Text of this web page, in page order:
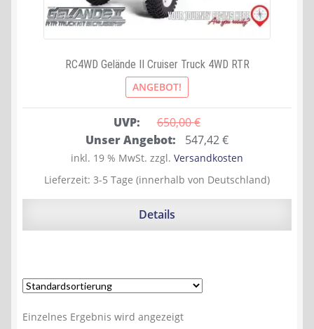
RC4WD Gelände II Cruiser Truck 4WD RTR
ANGEBOT!
UVP: 650,00 €
Ursprünglicher
Preis
war:
Unser Angebot: 547,42€Aktueller
Preis
ist:
inkl. 19 % MwSt. zzgl. Versandkosten
Lieferzeit: 3-5 Tage (innerhalb von Deutschland)
Details
Einzelnes Ergebnis wird angezeigt